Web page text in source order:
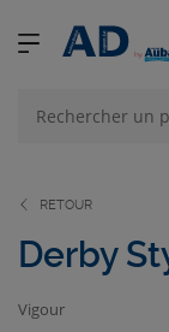
NOS PRODUITS
RETOUR
Derby
Vigour